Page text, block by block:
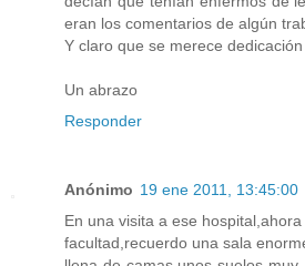
eran los comentarios de algún
Y claro que se merece
Un abrazo
Responder
Anónimo 19 ene 2011, 13:45:00
En una visita a ese hospital,ahora
facultad,recuerdo una sala